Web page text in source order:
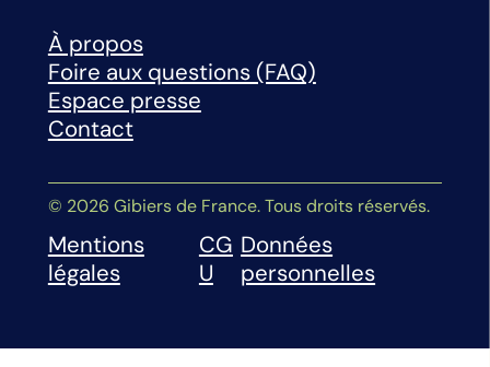
À propos
Foire aux questions (FAQ)
Espace presse
Contact
© 2026 Gibiers de France. Tous droits réservés.
Mentions
légales
CG
U
Données
personnelles